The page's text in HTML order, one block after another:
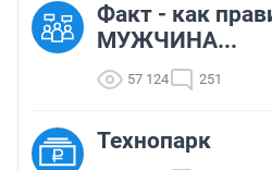
Факт - как
МУЖЧИНА...
57 124 251
Технопарк